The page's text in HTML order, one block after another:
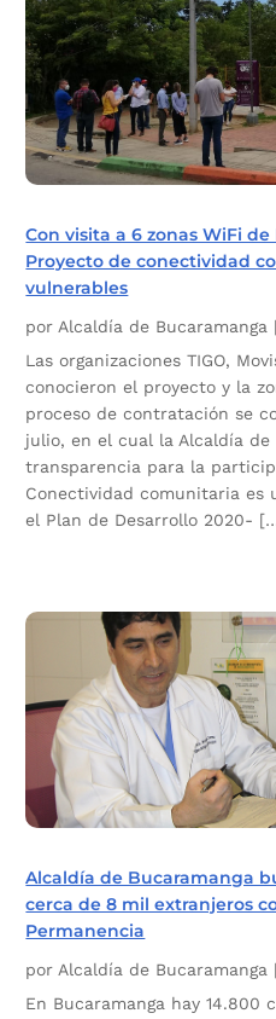
Con visita a 6 zonas WiFi
Proyecto de conectividad
vulnerables
porAlcaldía de Bucaramanga
Las organizaciones TIGO,
conocieron el proyecto y la
proceso de contratación se
julio, en el cual la Alcaldía de
transparencia para la
Conectividad comunitaria es
el Plan de Desarrollo 2020-
Alcaldía de Bucaramanga
cerca de 8 mil extranjeros
Permanencia
porAlcaldía de Bucaramanga
En Bucaramanga hay 14.800